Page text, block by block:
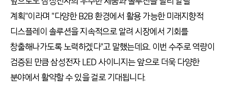
계획"이라며 "다양한 B2B 환경에서 활용 가능한 미래지향적
디스플레이 솔루션을 지속적으로 알려 시장에서 기회를
창출해나가도록 노력하겠다"고 말했는데요. 이번 수주로 역량이
검증된 만큼 삼성전자 LED 사이니지는 앞으로 더욱 다양한
분야에서 활약할 수 있을 걸로 기대됩니다.